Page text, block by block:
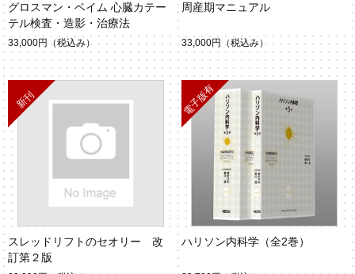
グロスマン・ベイム 心臓カテー
テル検査・造影・治療法
33,000円 （税込み）
周産期マニュアル
33,000円 （税込み）
スレッドリフトのセオリー 改
訂第２版
ハリソン内科学（全2巻）